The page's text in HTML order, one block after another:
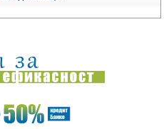
DO 2028: Trener koji je
između Gaja i Šumarka zbog požara